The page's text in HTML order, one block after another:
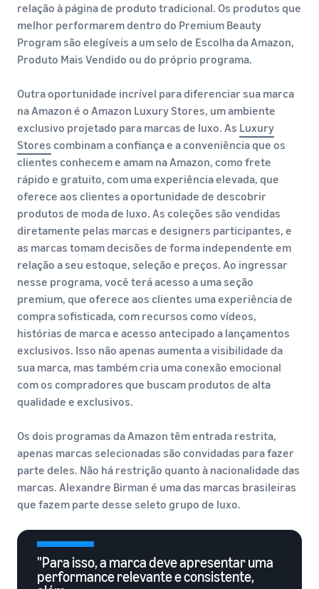
relação à página de produto tradicional. Os produtos que
melhor performarem dentro do Premium Beauty
Program são elegíveis a um selo de Escolha da Amazon,
Produto Mais Vendido ou do próprio programa.
Outra oportunidade incrível para diferenciar sua marca
na Amazon é o Amazon Luxury Stores, um ambiente
exclusivo projetado para marcas de luxo. As Luxury
Stores combinam a confiança e a conveniência que os
clientes conhecem e amam na Amazon, como frete
rápido e gratuito, com uma experiência elevada, que
oferece aos clientes a oportunidade de descobrir
produtos de moda de luxo. As coleções são vendidas
diretamente pelas marcas e designers participantes, e
as marcas tomam decisões de forma independente em
relação a seu estoque, seleção e preços. Ao ingressar
nesse programa, você terá acesso a uma seção
premium, que oferece aos clientes uma experiência de
compra sofisticada, com recursos como vídeos,
histórias de marca e acesso antecipado a lançamentos
exclusivos. Isso não apenas aumenta a visibilidade da
sua marca, mas também cria uma conexão emocional
com os compradores que buscam produtos de alta
qualidade e exclusivos.
Os dois programas da Amazon têm entrada restrita,
apenas marcas selecionadas são convidadas para fazer
parte deles. Não há restrição quanto à nacionalidade das
marcas. Alexandre Birman é uma das marcas brasileiras
que fazem parte desse seleto grupo de luxo.
"Para isso, a marca deve apresentar uma
performance relevante e consistente,